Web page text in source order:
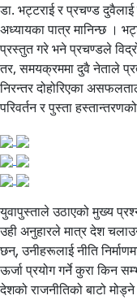
डा. भट्टराई र प्रचण्ड दुवैलाई
अध्यायका पात्र मानिन्छ ।
प्रस्तुत गरे भने प्रचण्डले
तर, समयक्रममा दुवै नेताले
निरन्तर दोहोरिएका
परिवर्तन र पुस्ता
युवापुस्ताले उठाएको मुख्य
उही अनुहारले मात्र देश
छन्, उनीहरूलाई नीति
ऊर्जा प्रयोग गर्ने कुरा किन
देशको राजनीतिको बाटो